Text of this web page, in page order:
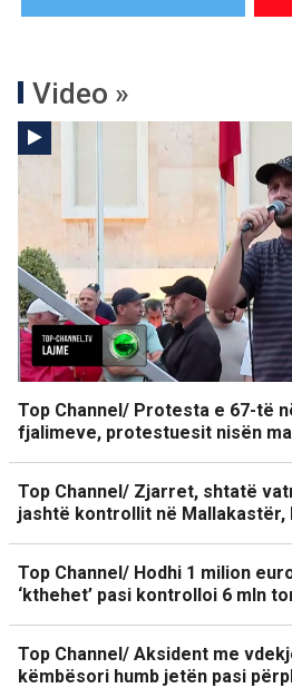
Video »
Top Channel/ Protesta e 67-të
fjalimeve, protestuesit nisën
Top Channel/ Zjarret, shtatë
jashtë kontrollit në Mallakastër,
Top Channel/ Hodhi 1 milion
‘kthehet’ pasi kontrolloi 6 mln
Top Channel/ Aksident me
këmbësori humb jetën pasi